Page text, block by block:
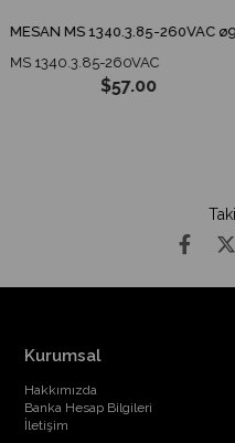
MESAN MS
MS 1340.3.85-260VAC
$57.00
Kurumsal
Hakkımızda
Banka Hesap Bilgileri
İletişim